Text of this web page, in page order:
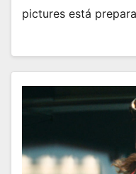
pictures está